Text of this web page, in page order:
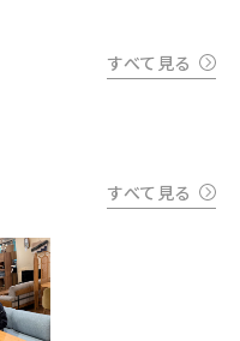
すべて見る
すべて見る